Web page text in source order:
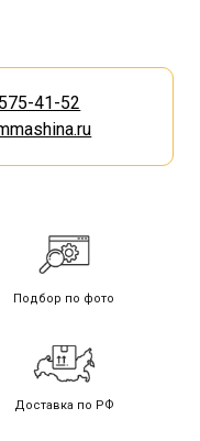
41-52
Подбор по фото
Доставка по РФ